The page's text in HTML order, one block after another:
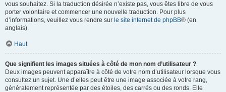
vous souhaitez. Si la traduction désirée n’existe pas, vous êtes libre de vous
porter volontaire et commencer une nouvelle traduction. Pour plus
d’informations, veuillez vous rendre sur le site internet de phpBB® (en
anglais).
Haut
Que signifient les images situées à côté de mon nom d’utilisateur ?
Deux images peuvent apparaître à côté de votre nom d’utilisateur lorsque vous
consultez un sujet. Une d’elles peut être une image associée à votre rang,
généralement représentée par des étoiles, des carrés ou des ronds. Elle